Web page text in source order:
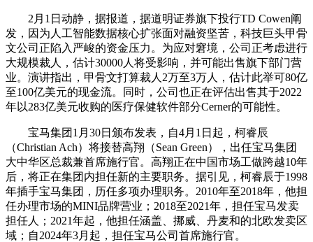
2月1日动静，据报道，据道明证券旗下投行TD Cowen阐
发，因为人工智能数据核心扩张面对融资坚苦，科技巨头甲骨
文公司正陷入严峻的资金压力。为应对窘境，公司正考虑进行
大规模裁人，估计30000人将受影响，并可能出售旗下部门营
业。演讲指出，甲骨文打算裁人2万至3万人，估计此举可80亿
至100亿美元的现金流。同时，公司也正在评估出售其于2022
年以283亿美元收购的医疗保健软件部分Cerner的可能性。
宝马集团1月30日颁布发表，自4月1日起，柯睿辰
（Christian Ach）将接替高翔（Sean Green），出任宝马集团
大中华区总裁兼首席施行官。高翔正在中国市场工做跨越10年
后，将正在集团内担任新的主要职务。据引见，柯睿辰于1998
年插手宝马集团，历任多项办理职务。2010年至2018年，他担
任办理市场的MINI品牌营业；2018至2021年，担任宝马发卖
担任人；2021年起，他担任涵盖、挪威、丹麦和的北欧发卖区
域；自2024年3月起，担任宝马公司首席施行官。